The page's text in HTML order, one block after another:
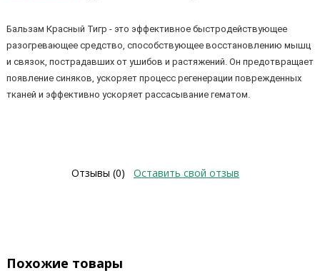
Бальзам Красный Тигр - это эффективное быстродействующее
разогревающее средство, способствующее восстановлению мышц
и связок, пострадавших от ушибов и растяжений. Он предотвращает
появление синяков, ускоряет процесс регенерации поврежденных
тканей и эффективно ускоряет рассасывание гематом.
Отзывы (0) Оставить свой отзыв
Похожие товары